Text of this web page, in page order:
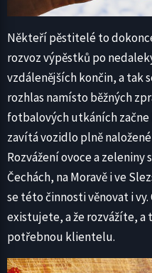
Někteří pěstitelé to
rozvoz výpěstků po
vzdálenějších končin, a tak
rozhlas namísto běžných
fotbalových utkáních začne
zavítá vozidlo plně
Rozvážení ovoce a
Čechách, na Moravě i ve
se této činnosti věnovat i
existujete, a že rozvážíte, a
potřebnou klientelu.